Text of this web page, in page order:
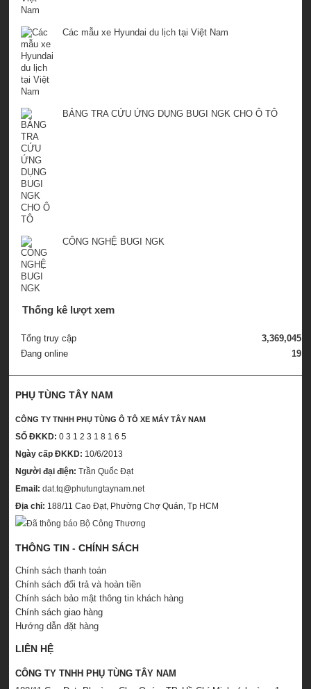
Các mẫu xe Hyundai du lịch tại Việt Nam
BẢNG TRA CỨU ỨNG DỤNG BUGI NGK CHO Ô TÔ
CÔNG NGHỆ BUGI NGK
Thống kê lượt xem
Tổng truy cập
3,369,045
Đang online
19
PHỤ TÙNG TÂY NAM
CÔNG TY TNHH PHỤ TÙNG Ô TÔ XE MÁY TÂY NAM
SỐ ĐKKD: 0 3 1 2 3 1 8 1 6 5
Ngày cấp ĐKKD: 10/6/2013
Người đại điện: Trần Quốc Đạt
Email: dat.tq@phutungtaynam.net
Địa chỉ: 188/11 Cao Đạt, Phường Chợ Quán, Tp HCM
THÔNG TIN - CHÍNH SÁCH
Chính sách thanh toán
Chính sách đổi trả và hoàn tiền
Chính sách bảo mật thông tin khách hàng
Chính sách giao hàng
Hướng dẫn đặt hàng
LIÊN HỆ
CÔNG TY TNHH PHỤ TÙNG TÂY NAM